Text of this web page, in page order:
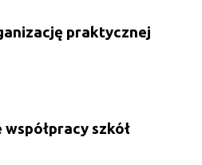
praktycznej
szkół